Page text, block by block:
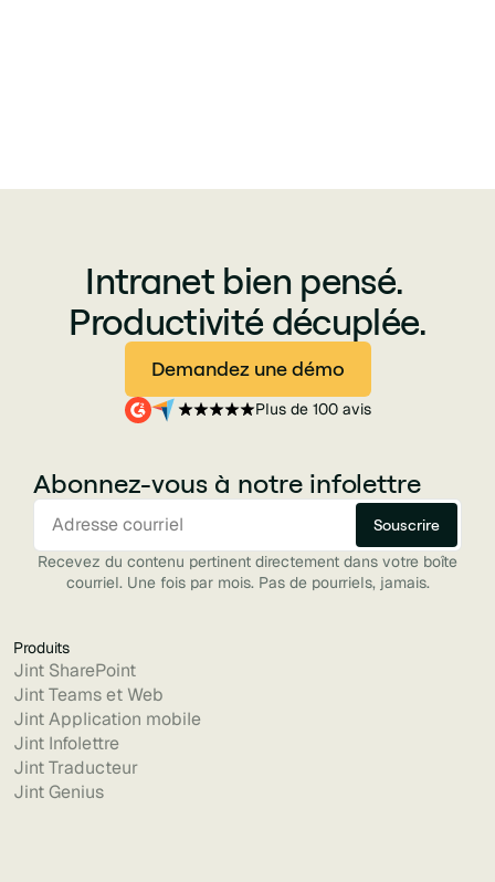
Intranet bien pensé.
Productivité décuplée.
Demandez une démo
Plus de 100 avis
Abonnez-vous à notre infolettre
Recevez du contenu pertinent directement dans votre boîte
courriel. Une fois par mois. Pas de pourriels, jamais.
Produits
Jint SharePoint
Jint Teams et Web
Jint Application mobile
Jint Infolettre
Jint Traducteur
Jint Genius